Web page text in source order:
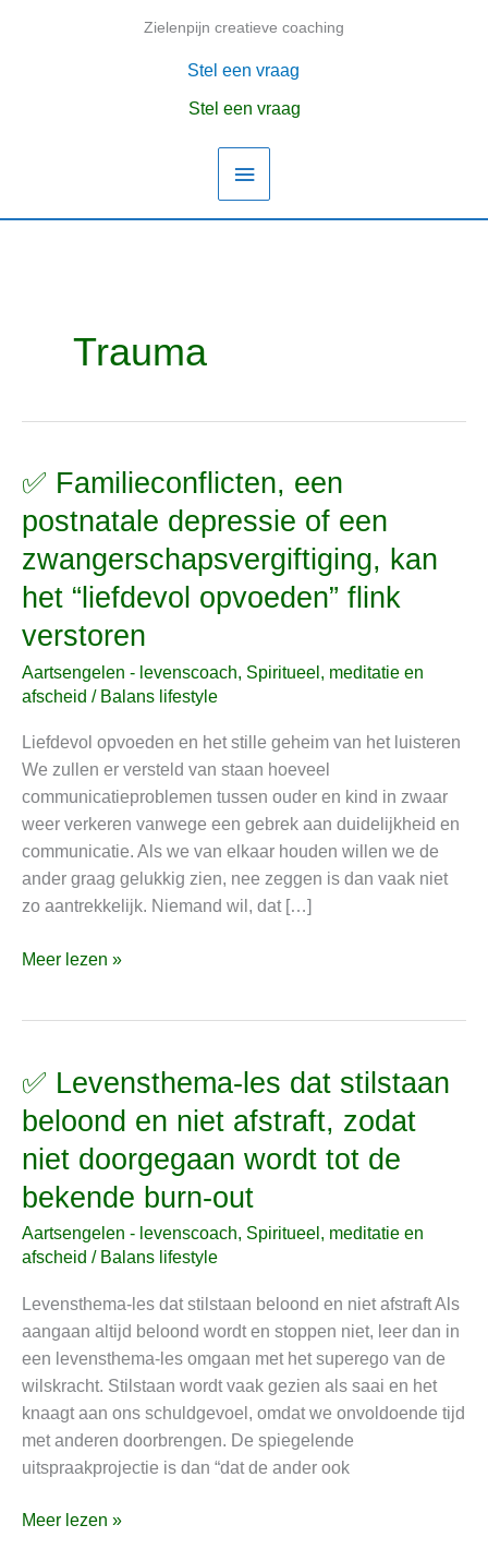
Zielenpijn creatieve coaching
Hoofdmenu
Stel een vraag
Stel een vraag
Trauma
✅ Familieconflicten, een
postnatale depressie of een
zwangerschapsvergiftiging, kan
het “liefdevol opvoeden” flink
verstoren
Aartsengelen - levenscoach, Spiritueel, meditatie en
afscheid / Balans lifestyle
Liefdevol opvoeden en het stille geheim van het luisteren
We zullen er versteld van staan hoeveel
communicatieproblemen tussen ouder en kind in zwaar
weer verkeren vanwege een gebrek aan duidelijkheid en
communicatie. Als we van elkaar houden willen we de
ander graag gelukkig zien, nee zeggen is dan vaak niet
zo aantrekkelijk. Niemand wil, dat […]
✅
een
postnatale
depressie
of
een
zwangerschapsvergiftiging,
kan
“liefdevol
opvoeden”
flink
verstoren
Meer lezen »
✅ Levensthema-les dat stilstaan
beloond en niet afstraft, zodat
niet doorgegaan wordt tot de
bekende burn-out
Aartsengelen - levenscoach, Spiritueel, meditatie en
afscheid / Balans lifestyle
Levensthema-les dat stilstaan beloond en niet afstraft Als
aangaan altijd beloond wordt en stoppen niet, leer dan in
een levensthema-les omgaan met het superego van de
wilskracht. Stilstaan wordt vaak gezien als saai en het
knaagt aan ons schuldgevoel, omdat we onvoldoende tijd
met anderen doorbrengen. De spiegelende
uitspraakprojectie is dan “dat de ander ook
✅
les
dat
stilstaan
beloond
en
niet
afstraft,
doorgegaan
wordt
de
burn-
Meer lezen »